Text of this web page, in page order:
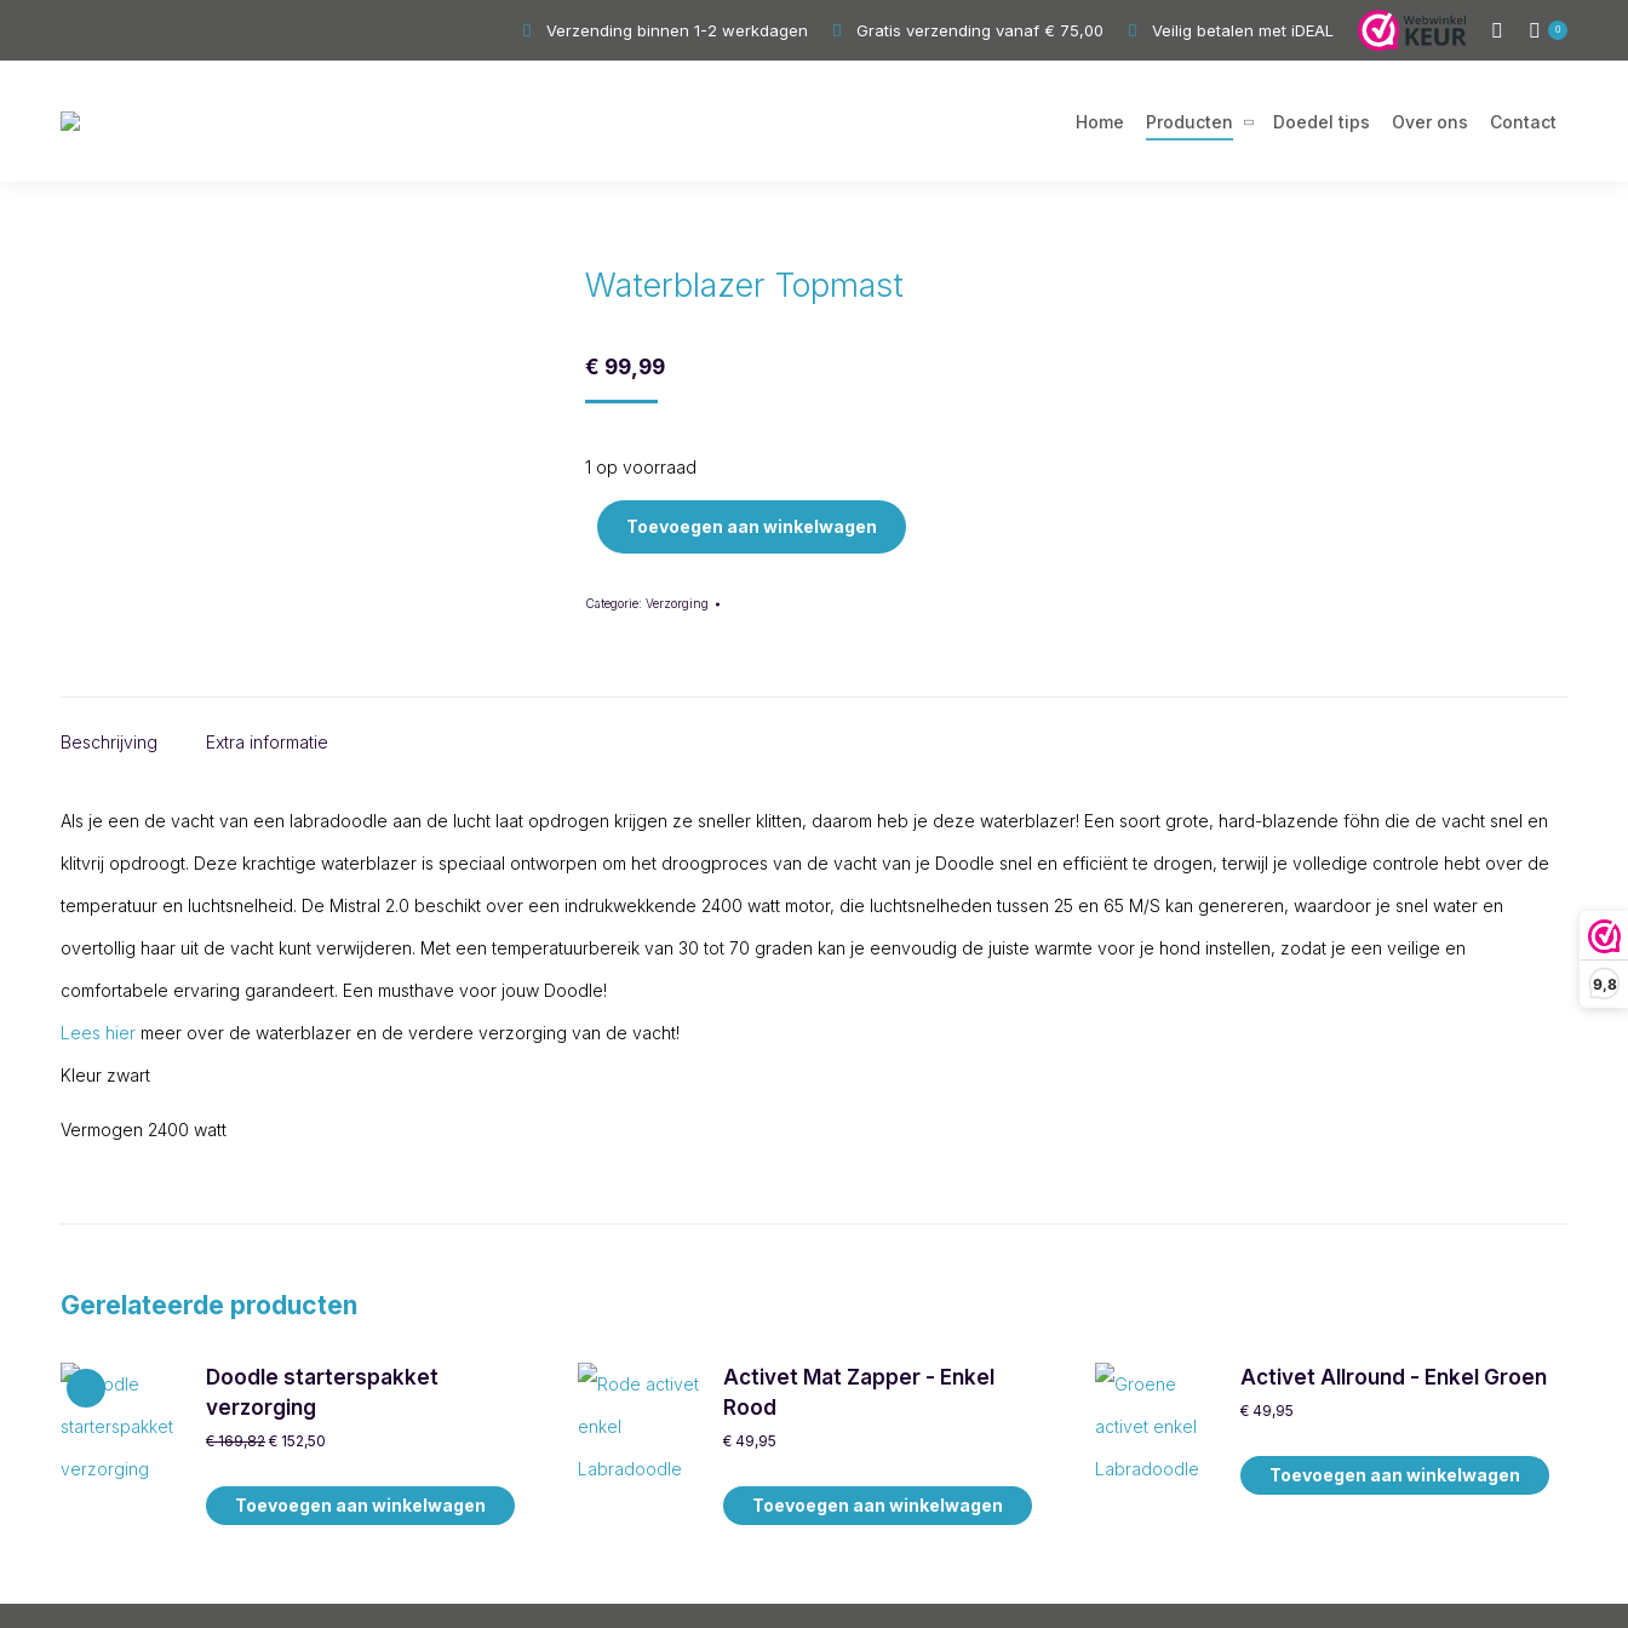
9,8
Verzending binnen 1-2 werkdagen Gratis verzending vanaf € 75,00 Veilig betalen met iDEAL 0
Home Producten Doedel tips Over ons Contact
Waterblazer Topmast
€ 99,99
1 op voorraad
Toevoegen aan winkelwagen
Categorie:Verzorging
Beschrijving Extra informatie
Als je een de vacht van een labradoodle aan de lucht laat opdrogen krijgen ze sneller klitten, daarom heb je deze waterblazer! Een soort grote, hard-blazende föhn die de vacht snel en
klitvrij opdroogt. Deze krachtige waterblazer is speciaal ontworpen om het droogproces van de vacht van je Doodle snel en efficiënt te drogen, terwijl je volledige controle hebt over de
temperatuur en luchtsnelheid. De Mistral 2.0 beschikt over een indrukwekkende 2400 watt motor, die luchtsnelheden tussen 25 en 65 M/S kan genereren, waardoor je snel water en
overtollig haar uit de vacht kunt verwijderen. Met een temperatuurbereik van 30 tot 70 graden kan je eenvoudig de juiste warmte voor je hond instellen, zodat je een veilige en
comfortabele ervaring garandeert. Een musthave voor jouw Doodle!
Lees hier meer over de waterblazer en de verdere verzorging van de vacht!
Kleur zwart
Vermogen 2400 watt
Gerelateerde producten
Doodle starterspakket
verzorging
€169,82 Oorspronkelijke
was:
€ 169,82.
€ 152,50
is:
€ 152,50.
Toevoegen aan winkelwagen
Activet Mat Zapper - Enkel
Rood
€ 49,95
Toevoegen aan winkelwagen
Activet Allround - Enkel Groen
€ 49,95
Toevoegen aan winkelwagen